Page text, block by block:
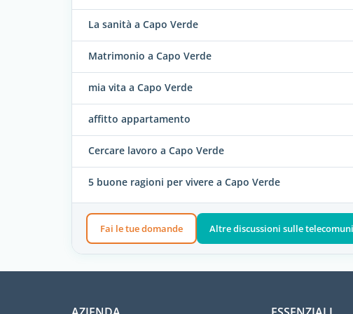
La sanità a Capo Verde
Matrimonio a Capo Verde
mia vita a Capo Verde
affitto appartamento
Cercare lavoro a Capo Verde
5 buone ragioni per vivere a Capo Verde
Fai le tue domande Altre discussioni sulle